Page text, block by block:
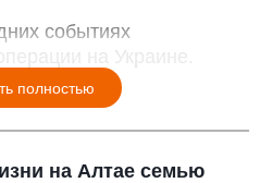
событиях
на Украине.
полностью
на Алтае семью